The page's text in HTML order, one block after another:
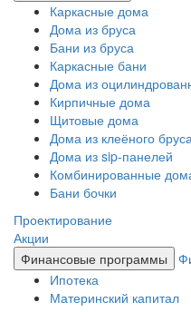
Каркасные дома
Дома из бруса
Бани из бруса
Каркасные бани
Дома из
Кирпичные дома
Щитовые дома
Дома из клеёного бруса
Дома из sip-панелей
Комбинированные
Бани бочки
Проектирование
Акции
Финансовые программы
Ипотека
Материнский капитал